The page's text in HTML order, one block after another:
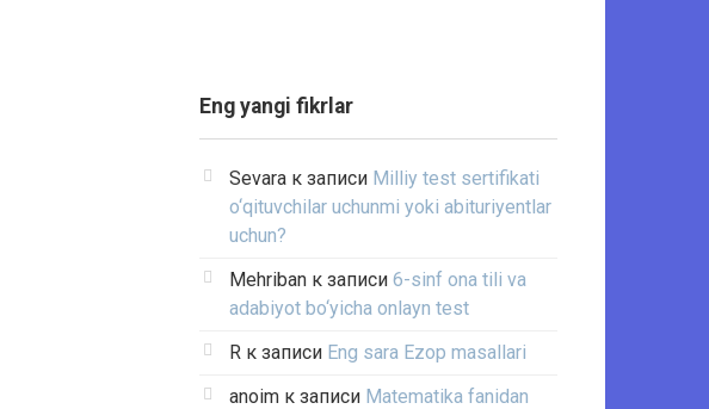
Eng yangi fikrlar
Sevara к записи Milliy test sertifikati
o‘qituvchilar uchunmi yoki abituriyentlar
uchun?
Mehriban к записи 6-sinf ona tili va
adabiyot bo‘yicha onlayn test
R к записи Eng sara Ezop masallari
anoim к записи Matematika fanidan